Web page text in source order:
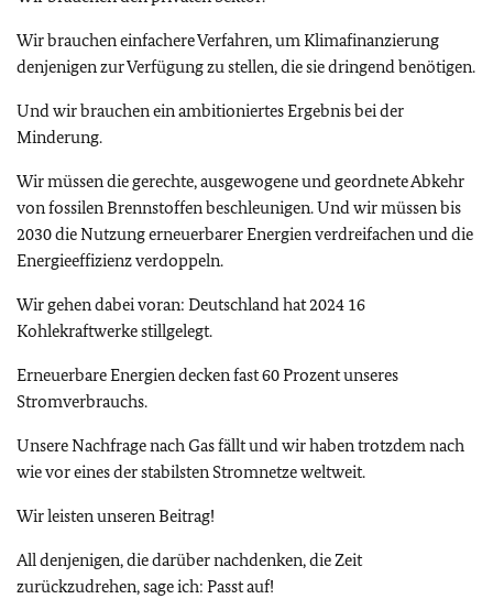
Wir brauchen einfachere Verfahren, um Klimafinanzierung
denjenigen zur Verfügung zu stellen, die sie dringend benötigen.
Und wir brauchen ein ambitioniertes Ergebnis bei der
Minderung.
Wir müssen die gerechte, ausgewogene und geordnete Abkehr
von fossilen Brennstoffen beschleunigen. Und wir müssen bis
2030 die Nutzung erneuerbarer Energien verdreifachen und die
Energieeffizienz verdoppeln.
Wir gehen dabei voran: Deutschland hat 2024 16
Kohlekraftwerke stillgelegt.
Erneuerbare Energien decken fast 60 Prozent unseres
Stromverbrauchs.
Unsere Nachfrage nach Gas fällt und wir haben trotzdem nach
wie vor eines der stabilsten Stromnetze weltweit.
Wir leisten unseren Beitrag!
All denjenigen, die darüber nachdenken, die Zeit
zurückzudrehen, sage ich: Passt auf!